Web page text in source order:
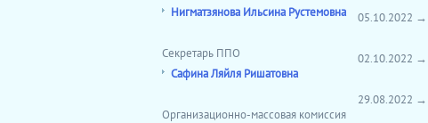
Нигматзянова Ильсина Рустемовна
Секретарь ППО
Сафина Ляйля Ришатовна
Организационно-массовая комиссия
05.10.2022 →
02.10.2022 →
29.08.2022 →